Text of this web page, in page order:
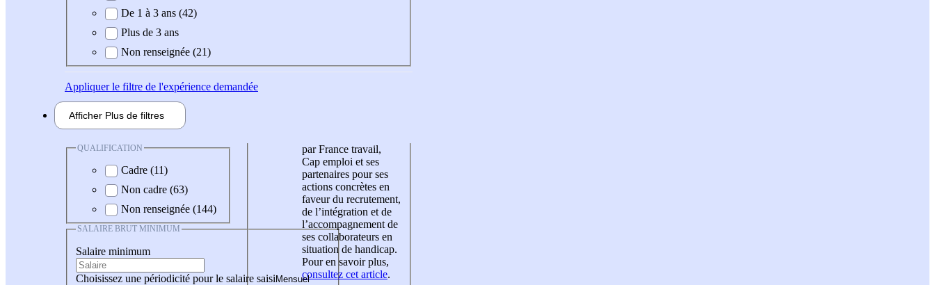
De 1 à 3 ans (42)
Plus de 3 ans
Non renseignée (21)
Appliquerle filtre de l'expérience demandée
Afficher Plus de filtres
QUALIFICATION
Cadre (11)
Non cadre (63)
Non renseignée (144)
SALAIRE BRUT MINIMUM
Salaire minimum
Choisissez une périodicité pour le salaire saisi
par France travail,
Cap emploi et ses
partenaires pour ses
actions concrètes en
faveur du recrutement,
de l’intégration et de
l’accompagnement de
ses collaborateurs en
situation de handicap.
Pour en savoir plus,
consultez cet article.